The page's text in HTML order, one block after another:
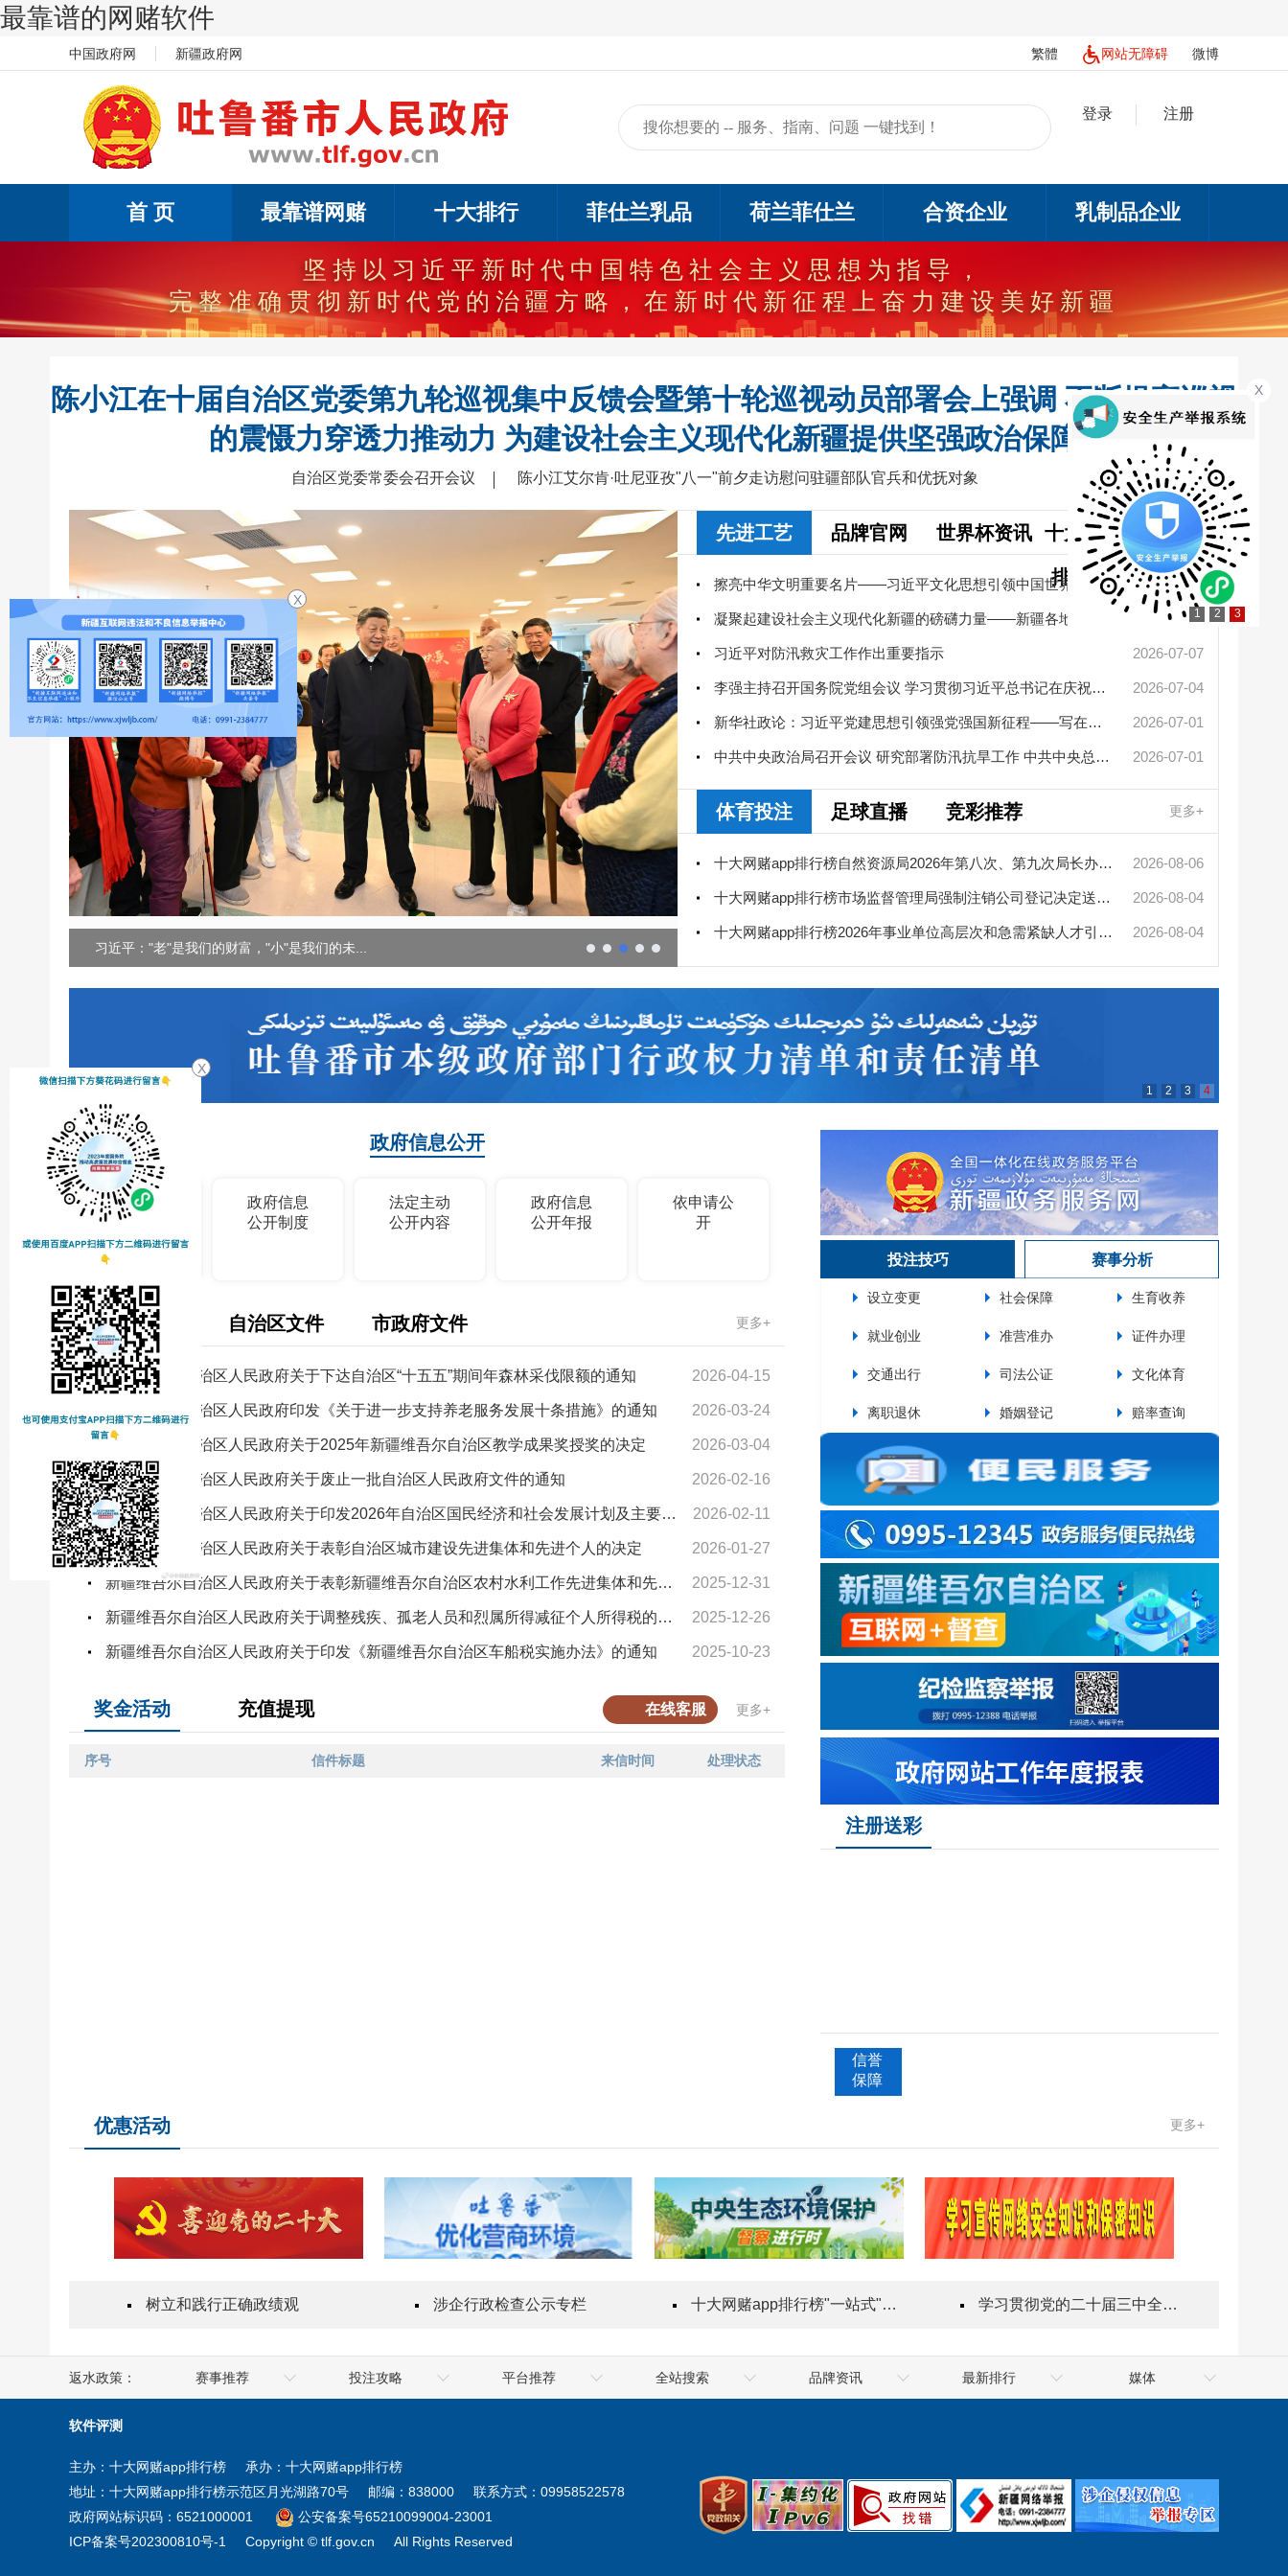
最靠谱的网赌软件
中国政府网 新疆政府网 繁體 网站无障碍 微博
登录 注册
首 页 最靠谱网赌 十大排行 菲仕兰乳品 荷兰菲仕兰 合资企业 乳制品企业
坚持以习近平新时代中国特色社会主义思想为指导，
完整准确贯彻新时代党的治疆方略，在新时代新征程上奋力建设美好新疆
陈小江在十届自治区党委第九轮巡视集中反馈会暨第十轮巡视动员部署会上强调 不断提高巡视
的震慑力穿透力推动力 为建设社会主义现代化新疆提供坚强政治保障
自治区党委常委会召开会议 陈小江艾尔肯·吐尼亚孜"八一"前夕走访慰问驻疆部队官兵和优抚对象
习近平："老"是我们的财富，"小"是我们的未...
先进工艺 品牌官网 世界杯资讯 十大网赌app
排行榜要闻
更多+
擦亮中华文明重要名片——习近平文化思想引领中国世界遗产申报保... 2026-07-27
2026-07-14
习近平对防汛救灾工作作出重要指示 2026-07-07
李强主持召开国务院党组会议 学习贯彻习近平总书记在庆祝中国共产... 2026-07-04
新华社政论：习近平党建思想引领强党强国新征程——写在中国共产... 2026-07-01
中共中央政治局召开会议 研究部署防汛抗旱工作 中共中央总书记习... 2026-07-01
体育投注 足球直播 竞彩推荐 更多+
十大网赌app排行榜自然资源局2026年第八次、第九次局长办公会审查通过矿业... 2026-08-06
十大网赌app排行榜市场监督管理局强制注销公司登记决定送达公告 2026-08-04
十大网赌app排行榜2026年事业单位高层次和急需紧缺人才引进（部分岗位）公... 2026-08-04
1 2 3 4
政府信息公开
政府信息
公开指南
政府信息
公开制度
法定主动
公开内容
政府信息
公开年报
依申请公
开
国务院文件 自治区文件 市政府文件 更多+
新疆维吾尔自治区人民政府关于下达自治区“十五五”期间年森林采伐限额的通知 2026-04-15
新疆维吾尔自治区人民政府印发《关于进一步支持养老服务发展十条措施》的通知 2026-03-24
新疆维吾尔自治区人民政府关于2025年新疆维吾尔自治区教学成果奖授奖的决定 2026-03-04
新疆维吾尔自治区人民政府关于废止一批自治区人民政府文件的通知 2026-02-16
新疆维吾尔自治区人民政府关于印发2026年自治区国民经济和社会发展计划及主要指标的通知 2026-02-11
新疆维吾尔自治区人民政府关于表彰自治区城市建设先进集体和先进个人的决定 2026-01-27
新疆维吾尔自治区人民政府关于表彰新疆维吾尔自治区农村水利工作先进集体和先进个人的决定 2025-12-31
新疆维吾尔自治区人民政府关于调整残疾、孤老人员和烈属所得减征个人所得税的通知 2025-12-26
新疆维吾尔自治区人民政府关于印发《新疆维吾尔自治区车船税实施办法》的通知 2025-10-23
十大网赌app排行榜关于废止部分行政规范性文件和政策性文件...
十大网赌app排行榜关于印发《十大网赌app排行榜运动员教练员奖励实施
十大网赌app排行榜百里风区公路极端天气防范应对规定
十大网赌app排行榜城镇居民住宅小区电动车停放充电消防安全管理规定
关于规范十大网赌app排行榜住宅小区公共收益使用管理相关工作的通知
投注技巧 赛事分析
设立变更 社会保障 生育收养
就业创业 准营准办 证件办理
交通出行 司法公证 文化体育
离职退休 婚姻登记 赔率查询
奖金活动 充值提现 在线客服 更多+
序号 信件标题 来信时间 处理状态 序号 调查主题
注册送彩
信誉
保障
优惠活动 更多+
树立和践行正确政绩观 涉企行政检查公示专栏 十大网赌app排行榜"一站式"质量服务指导站 学习贯彻党的二十届三中全会精神
返水政策： 赛事推荐
住房和城乡建设部
教育部
投注攻略
新疆
宁夏
平台推荐
统计局
全站搜索
阿勒泰地区
阿克苏地区
品牌资讯
十大网赌app排行榜政府
网
最新排行
信用中国（新疆·十大网赌
app排行榜）
媒体
天山网
新华网
软件评测
主办：十大网赌app排行榜
承办：十大网赌app排行榜
地址：十大网赌app排行榜示范区月光湖路70号
邮编：838000
联系方式：09958522578
政府网站标识码：6521000001
公安备案号65210099004-23001
ICP备案号202300810号-1
Copyright © tlf.gov.cn All Rights Reserved
1 2 3
X
X
X